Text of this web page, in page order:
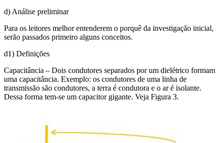
d) Análise preliminar
Para os leitores melhor entenderem o porquê da investigação inicial,
serão passados primeiro alguns conceitos.
d1) Definições
Capacitância – Dois condutores separados por um dielétrico formam
uma capacitância. Exemplo: os condutores de uma linha de
transmissão são condutores, a terra é condutora e o ar é isolante.
Dessa forma tem-se um capacitor gigante. Veja Figura 3.